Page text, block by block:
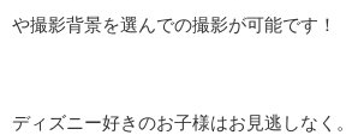
や撮影背景を選んでの撮影が可能です！
ディズニー好きのお子様はお見逃しなく。